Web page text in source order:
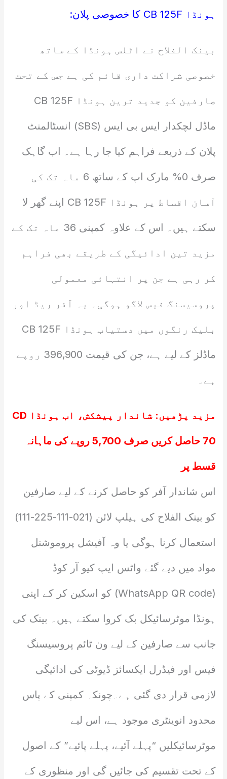
ہونڈا CB 125F کا خصوصی پلان:
بینک الفلاح نے اٹلس ہونڈا کے ساتھ
خصوصی شراکت داری قائم کی ہے جس کے تحت
صارفین کو جدید ترین ہونڈا CB 125F
ماڈل لچکدار ایس بی ایس (SBS) انسٹالمنٹ
پلان کے ذریعے فراہم کیا جا رہا ہے۔ اب گاہک
صرف 0% مارک اپ کے ساتھ 6 ماہ تک کی
آسان اقساط پر ہونڈا CB 125F اپنے گھر لا
سکتے ہیں۔ اس کے علاوہ کمپنی 36 ماہ تک کے
مزید تین ادائیگی کے طریقے بھی فراہم
کر رہی ہے جن پر انتہائی معمولی
پروسیسنگ فیس لاگو ہوگی۔ یہ آفر ریڈ اور
بلیک رنگوں میں دستیاب ہونڈا CB 125F
ماڈلز کے لیے ہے، جن کی قیمت 396,900 روپے
ہے۔
مزید پڑھیں: شاندار پیشکش، اب ہونڈا CD
70 حاصل کریں صرف 5,700 روپے کی ماہانہ
قسط پر
اس شاندار آفر کو حاصل کرنے کے لیے صارفین
کو بینک الفلاح کی ہیلپ لائن (021-111-225-111)
استعمال کرنا ہوگی یا وہ آفیشل پروموشنل
مواد میں دیے گئے واٹس ایپ کیو آر کوڈ
(WhatsApp QR code) کو اسکین کر کے اپنی
ہونڈا موٹرسائیکل بک کروا سکتے ہیں۔ بینک کی
جانب سے صارفین کے لیے ون ٹائم پروسیسنگ
فیس اور فیڈرل ایکسائز ڈیوٹی کی ادائیگی
لازمی قرار دی گئی ہے۔چونکہ کمپنی کے پاس
محدود انوینٹری موجود ہے، اس لیے
موٹرسائیکلیں “پہلے آئیے، پہلے پائیے” کے اصول
کے تحت تقسیم کی جائیں گی اور منظوری کے